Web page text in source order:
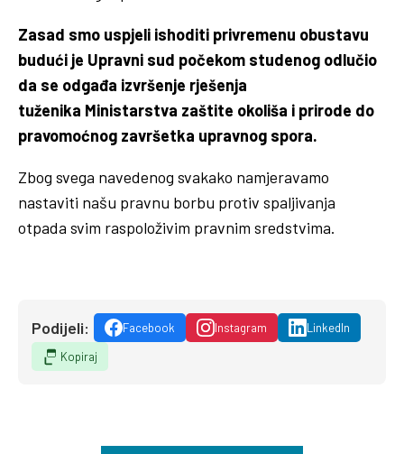
Zasad smo uspjeli ishoditi privremenu obustavu
budući je Upravni sud počekom studenog odlučio
da se odgađa izvršenje rješenja
tuženika Ministarstva zaštite okoliša i prirode do
pravomoćnog završetka upravnog spora.
Zbog svega navedenog svakako namjeravamo
nastaviti našu pravnu borbu protiv spaljivanja
otpada svim raspoloživim pravnim sredstvima.
Podijeli: Facebook Instagram
LinkedIn
Kopiraj